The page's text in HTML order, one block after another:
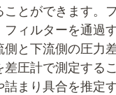
ことができます。
フィルターを通過
と下流側の圧力
差圧計で測定する
詰まり具合を推定